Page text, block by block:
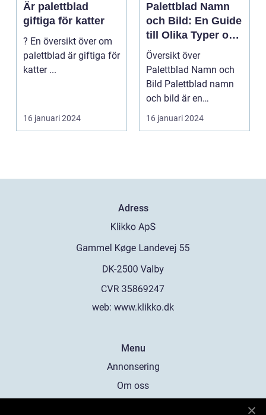
Är palettblad
giftiga för katter
? En översikt över om
palettblad är giftiga för
katter ...
16 januari 2024
Palettblad Namn
och Bild: En Guide
till Olika Typer och
Egenskaper
Översikt över
Palettblad Namn och
Bild Palettblad namn
och bild är en
fascinerande
universum av oli...
16 januari 2024
Adress
web: www.klikko.dk
Menu
Annonsering
Om oss